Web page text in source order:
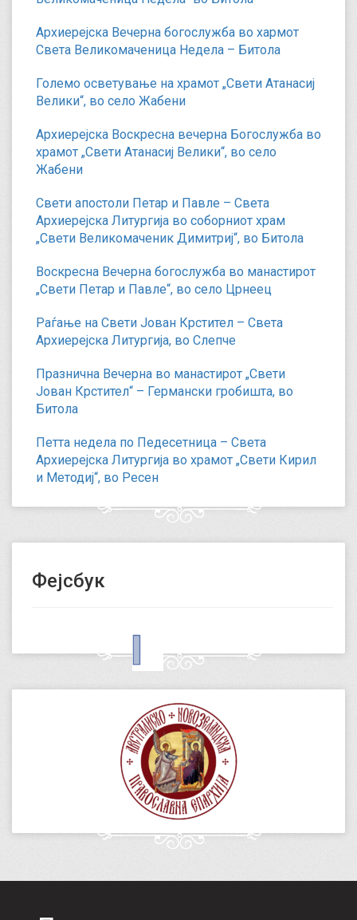
Архиерејска Вечерна богослужба во хармот
Света Великомаченица Недела – Битола
Големо осветување на храмот „Свети Атанасиј
Велики“, во село Жабени
Архиерејска Воскресна вечерна Богослужба во
храмот „Свети Атанасиј Велики“, во село
Жабени
Свети апостоли Петар и Павле – Света
Архиерејска Литургија во соборниот храм
„Свети Великомаченик Димитриј“, во Битола
Воскресна Вечерна богослужба во манастирот
„Свети Петар и Павле“, во село Црнеец
Раѓање на Свети Јован Крстител – Света
Архиерејска Литургија, во Слепче
Празнична Вечерна во манастирот „Свети
Јован Крстител“ – Германски гробишта, во
Битола
Петта недела по Педесетница – Света
Архиерејска Литургија во храмот „Свети Кирил
и Методиј“, во Ресен
Фејсбук